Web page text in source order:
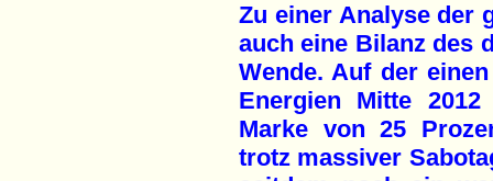
Zu einer Analyse der
auch eine Bilanz des
Wende. Auf der
Energien Mitte
Marke von 25
trotz massiver